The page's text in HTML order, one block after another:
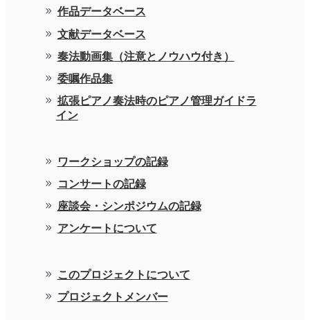
作品データベース
文献データベース
奏法動画集（注意とノウハウ付き）
委嘱作品集
拡張ピアノ奏法時のピアノ管理ガイドラ
イン
ワークショップの記録
コンサートの記録
座談会・シンポジウムの記録
アンケートについて
このプロジェクトについて
プロジェクトメンバー